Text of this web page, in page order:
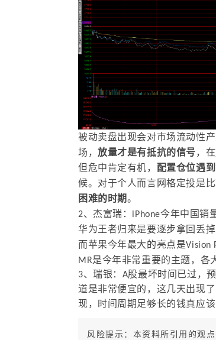
被动卖盘出现会对市场流动性
场， 放量才是有抵抗的信号，
但危中肯定有机，
配置仓位遇
候。对于个人而言网格定投是
困难的时期。
2、杰富瑞：iPhone今年中国销
华为王者归来是要逐步拿回丢
而苹果今年最大的亮点是Vision
MR是今年非常重要的主题，各
3、瑞银：A股最坏时间已过，
道是非常便宜的，这几天出现
现，时间周期足够长的钱真应该
风险提示：本资料所引用的观